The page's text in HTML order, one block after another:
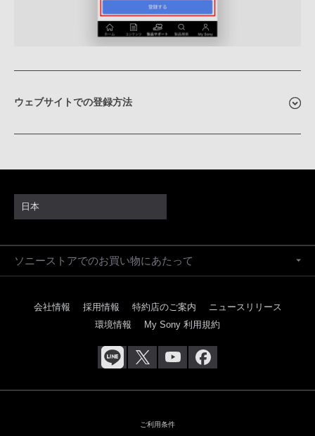
ウェブサイトでの登録方法
日本
ソニーストアでのお買い物にあたって
会社情報 採用情報 特約店のご案内
ニュースリリース
環境情報
My Sony 利用規約
ご利用条件